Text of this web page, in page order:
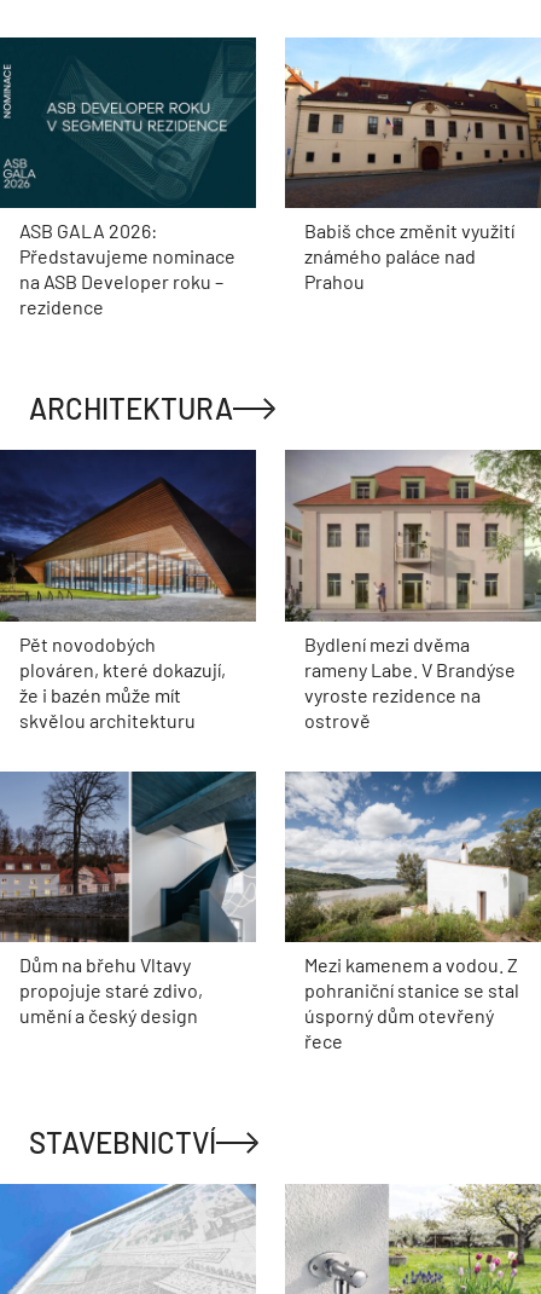
ASB GALA 2026:
Představujeme nominace
na ASB Developer roku –
rezidence
Babiš chce změnit využití
známého paláce nad
Prahou
ARCHITEKTURA
Pět novodobých
plováren, které dokazují,
že i bazén může mít
skvělou architekturu
Bydlení mezi dvěma
rameny Labe. V Brandýse
vyroste rezidence na
ostrově
Dům na břehu Vltavy
propojuje staré zdivo,
umění a český design
Mezi kamenem a vodou. Z
pohraniční stanice se stal
úsporný dům otevřený
řece
STAVEBNICTVÍ